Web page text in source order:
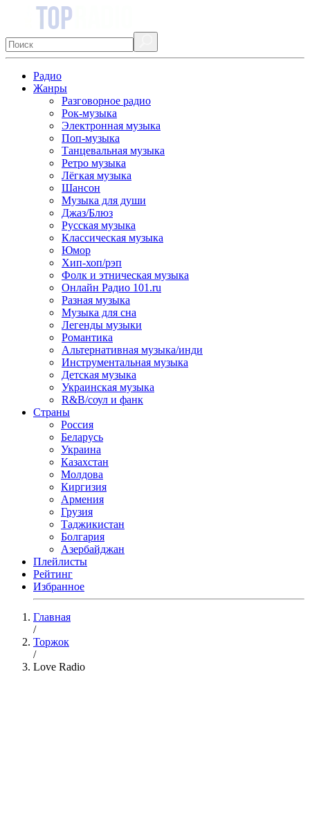
Радио
Жанры
Разговорное радио
Рок-музыка
Электронная музыка
Поп-музыка
Танцевальная музыка
Ретро музыка
Лёгкая музыка
Шансон
Музыка для души
Джаз/Блюз
Русская музыка
Классическая музыка
Юмор
Хип-хоп/рэп
Фолк и этническая музыка
Онлайн Радио 101.ru
Разная музыка
Музыка для сна
Легенды музыки
Романтика
Альтернативная музыка/инди
Инструментальная музыка
Детская музыка
Украинская музыка
R&B/cоул и фанк
Страны
Россия
Беларусь
Украина
Казахстан
Молдова
Киргизия
Армения
Грузия
Таджикистан
Болгария
Азербайджан
Плейлисты
Рейтинг
Избранное
Главная
/
Торжок
/
Love Radio